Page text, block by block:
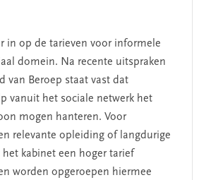
in op de tarieven voor informele
domein. Na recente uitspraken
van Beroep staat vast dat
vanuit het sociale netwerk het
mogen hanteren. Voor
relevante opleiding of langdurige
kabinet een hoger tarief
worden opgeroepen hiermee